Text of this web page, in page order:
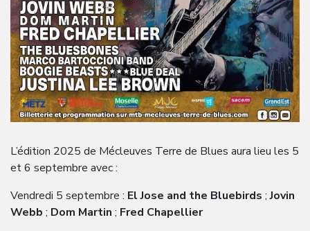
L’édition 2025 de Mécleuves Terre de Blues aura lieu les 5
et 6 septembre avec :
Vendredi 5 septembre : El Jose and the Bluebirds ;Jovin
Webb ; Dom Martin ; Fred Chapellier